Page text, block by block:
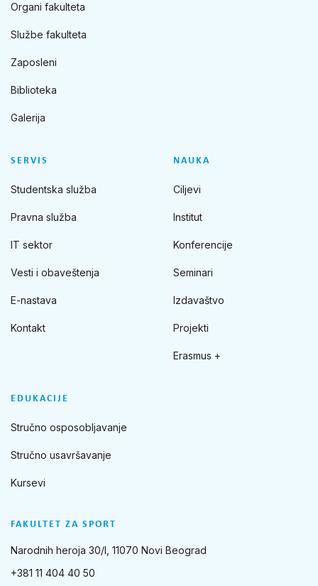
FAKULTET ZA SPORT
Narodnih heroja 30/I, 11070 Novi Beograd
+381 11 404 40 50
Organi fakulteta
Službe fakulteta
Zaposleni
Biblioteka
Galerija
SERVIS
Studentska služba
Pravna služba
IT sektor
Vesti i obaveštenja
E-nastava
Kontakt
NAUKA
Ciljevi
Institut
Konferencije
Seminari
Izdavaštvo
Projekti
Erasmus +
EDUKACIJE
Stručno osposobljavanje
Stručno usavršavanje
Kursevi